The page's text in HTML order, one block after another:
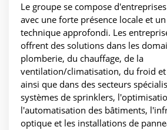
Le groupe se compose
avec une forte présence locale et
technique approfondi. Les
offrent des solutions dans les
plomberie, du chauffage, de la
ventilation/climatisation, du froid et
ainsi que dans des secteurs
systèmes de sprinklers,
l'automatisation des bâtiments,
optique et les installations de